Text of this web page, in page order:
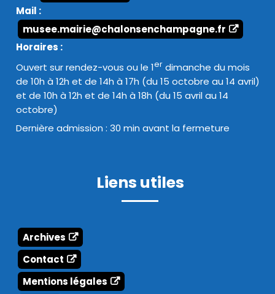
Mail :
musee.mairie@chalonsenchampagne.fr
Horaires :
Ouvert sur rendez-vous ou le 1er dimanche du mois
de 10h à 12h et de 14h à 17h (du 15 octobre au 14 avril)
et de 10h à 12h et de 14h à 18h (du 15 avril au 14
octobre)
Dernière admission : 30 min avant la fermeture
Liens utiles
Archives
Contact
Mentions légales